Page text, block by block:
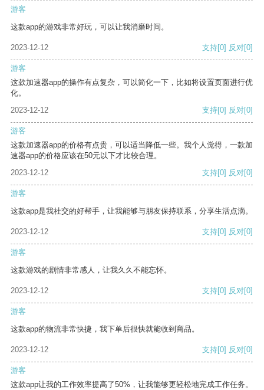
游客
这款app的游戏非常好玩，可以让我消磨时间。
2023-12-12 支持[0] 反对[0]
游客
这款加速器app的操作有点复杂，可以简化一下，比如将设置页面进行优
化。
2023-12-12
支持[0] 反对[0]
游客
这款加速器app的价格有点贵，可以适当降低一些。我个人觉得，一款加
速器app的价格应该在50元以下才比较合理。
2023-12-12
支持[0] 反对[0]
游客
这款app是我社交的好帮手，让我能够与朋友保持联系，分享生活点滴。
2023-12-12 支持[0] 反对[0]
游客
这款游戏的剧情非常感人，让我久久不能忘怀。
2023-12-12 支持[0] 反对[0]
游客
这款app的物流非常快捷，我下单后很快就能收到商品。
2023-12-12 支持[0] 反对[0]
游客
这款app让我的工作效率提高了50%，让我能够更轻松地完成工作任务。